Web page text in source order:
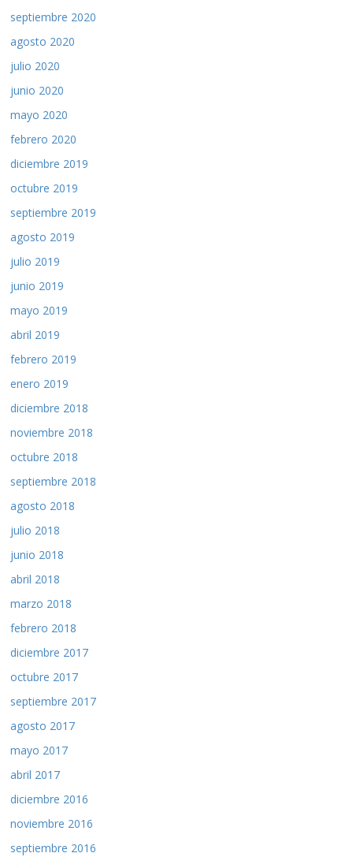
septiembre 2020
agosto 2020
julio 2020
junio 2020
mayo 2020
febrero 2020
diciembre 2019
octubre 2019
septiembre 2019
agosto 2019
julio 2019
junio 2019
mayo 2019
abril 2019
febrero 2019
enero 2019
diciembre 2018
noviembre 2018
octubre 2018
septiembre 2018
agosto 2018
julio 2018
junio 2018
abril 2018
marzo 2018
febrero 2018
diciembre 2017
octubre 2017
septiembre 2017
agosto 2017
mayo 2017
abril 2017
diciembre 2016
noviembre 2016
septiembre 2016